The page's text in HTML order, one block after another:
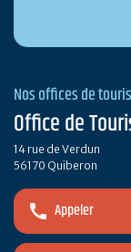
Nos offices de
Office de
14 rue de Verdun
56170 Quiberon
Appeler